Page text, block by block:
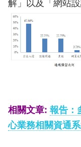
解」以及「網站
相關文章: 報告：
心業務相關資通